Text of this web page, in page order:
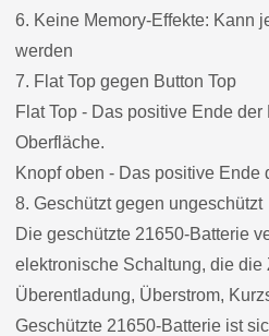
6. Keine Memory-Effekte: Kann
werden
7. Flat Top gegen Button Top
Flat Top - Das positive Ende
Oberfläche.
Knopf oben - Das positive Ende
8. Geschützt gegen ungeschützt
Die geschützte 21650-Batterie
elektronische Schaltung, die die
Überentladung, Überstrom,
Geschützte 21650-Batterie ist